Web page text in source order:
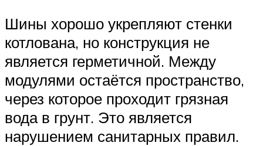
Шины хорошо укрепляют стенки
котлована, но конструкция не
является герметичной. Между
модулями остаётся пространство,
через которое проходит грязная
вода в грунт. Это является
нарушением санитарных правил.